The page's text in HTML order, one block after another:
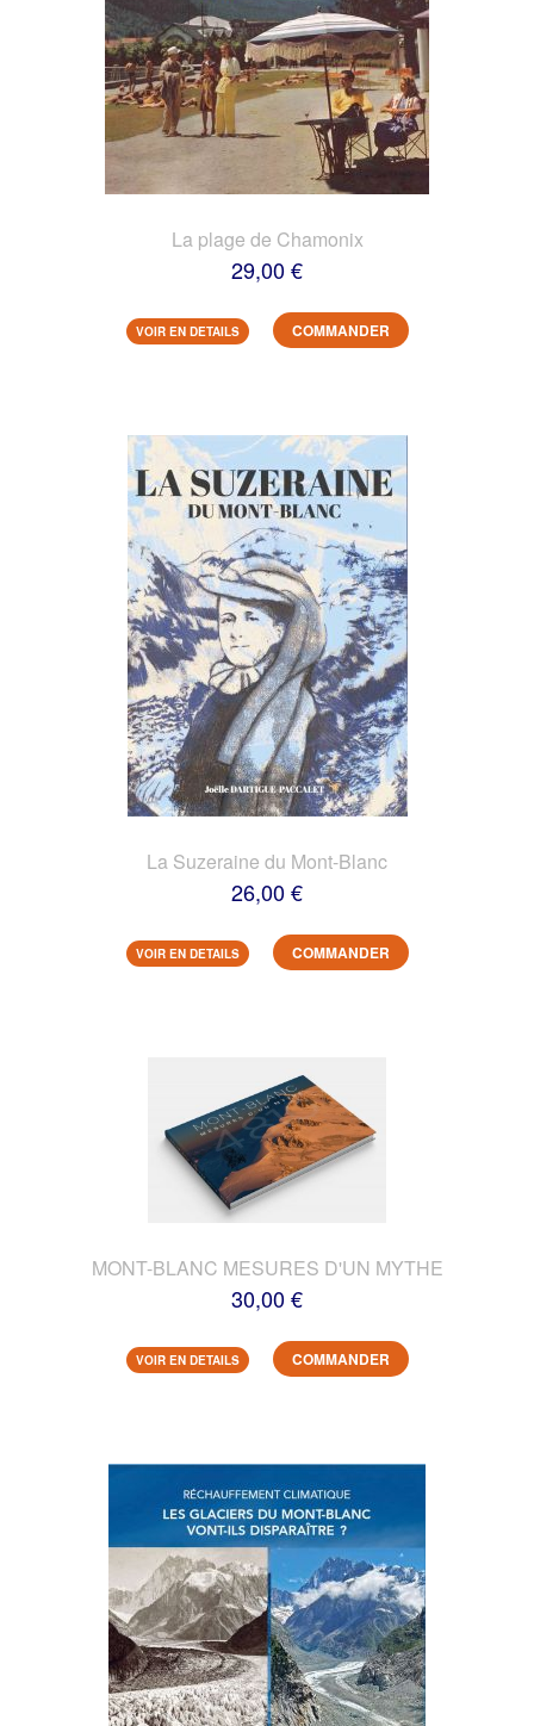
La plage de Chamonix
29,00 €
VOIR EN DETAILS COMMANDER
La Suzeraine du Mont-Blanc
26,00 €
VOIR EN DETAILS COMMANDER
MONT-BLANC MESURES D'UN MYTHE
30,00 €
VOIR EN DETAILS COMMANDER